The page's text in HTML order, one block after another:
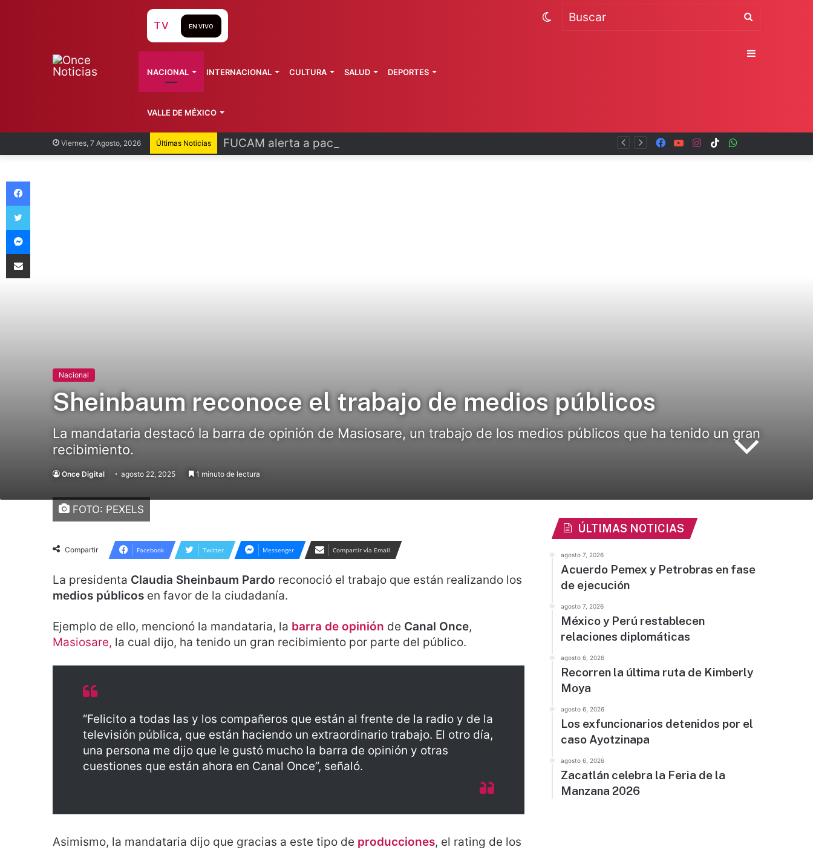
Viernes, 7 Agosto, 2026 Últimas Noticias FUCAM alerta a pacientes por hackeo de datos TikTok
Instagram
YouTube
Facebook
TV EN VIVO
NACIONAL INTERNACIONAL CULTURA SALUD DEPORTES
VALLE DE MÉXICO
Buscar
Switch
Sidebar
Nacional
Sheinbaum reconoce el trabajo de medios públicos
La mandataria destacó la barra de opinión de Masiosare, un trabajo de los medios públicos que ha tenido un gran
recibimiento.
Once Digital agosto 22, 2025 1 minuto de lectura
FOTO: PEXELS
Compartir Facebook Twitter Messenger Compartir vía Email
La presidenta Claudia Sheinbaum Pardo reconoció el trabajo que están realizando los
medios públicos en favor de la ciudadanía.
Ejemplo de ello, mencionó la mandataria, la barra de opinión de Canal Once,
Masiosare, la cual dijo, ha tenido un gran recibimiento por parte del público.
“Felicito a todas las y los compañeros que están al frente de la radio y de la
televisión pública, que están haciendo un extraordinario trabajo. El otro día,
una persona me dijo que le gustó mucho la barra de opinión y otras
cuestiones que están ahora en Canal Once”, señaló.
Asimismo, la mandataria dijo que gracias a este tipo de producciones, el rating de los
ÚLTIMAS NOTICIAS
agosto 7, 2026
Acuerdo Pemex y Petrobras en fase
de ejecución
agosto 7, 2026
México y Perú restablecen
relaciones diplomáticas
agosto 6, 2026
Recorren la última ruta de Kimberly
Moya
agosto 6, 2026
Los exfuncionarios detenidos por el
caso Ayotzinapa
agosto 6, 2026
Zacatlán celebra la Feria de la
Manzana 2026
Facebook
Twitter
Messenger
Compartir vía Email